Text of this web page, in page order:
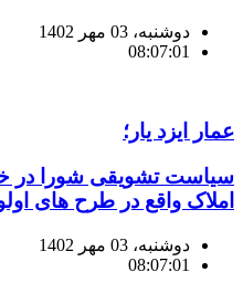
دوشنبه، 03 مهر 1402
08:07:01
عمار ایزد یار؛
سیاست تشویقی شورا در
املاک واقع در طرح های
دوشنبه، 03 مهر 1402
08:07:01